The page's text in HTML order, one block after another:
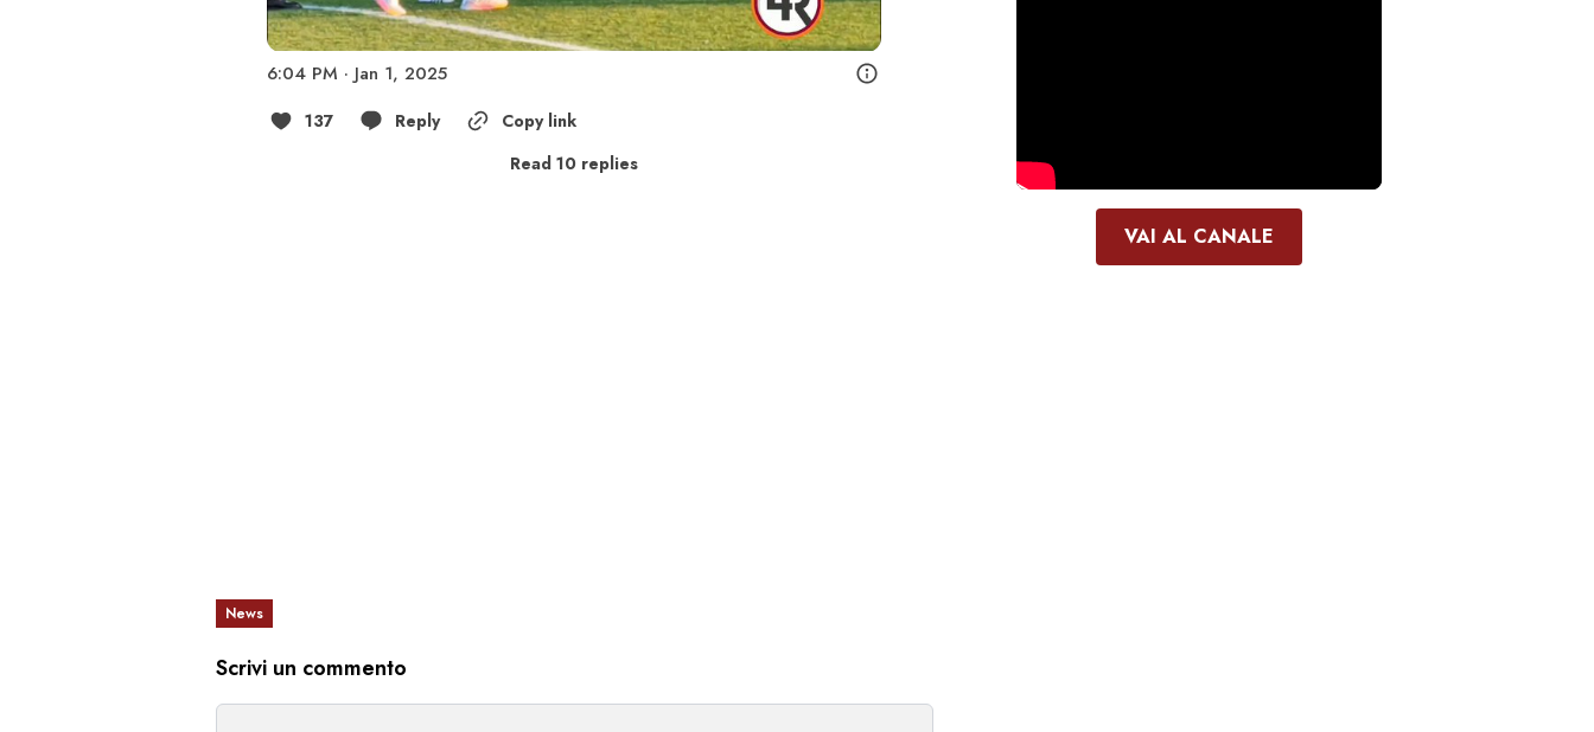
6:04 PM · Jan 1, 2025
137 Reply
Copy link
Read 10 replies
News
Scrivi un commento
VAI AL CANALE